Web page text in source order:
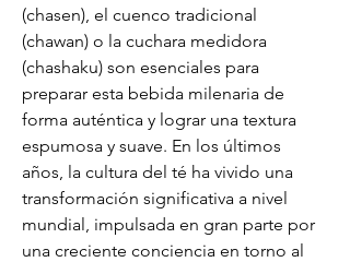
(chasen), el cuenco tradicional
(chawan) o la cuchara medidora
(chashaku) son esenciales para
preparar esta bebida milenaria de
forma auténtica y lograr una textura
espumosa y suave. En los últimos
años, la cultura del té ha vivido una
transformación significativa a nivel
mundial, impulsada en gran parte por
una creciente conciencia en torno al